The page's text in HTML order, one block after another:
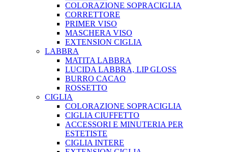
COLORAZIONE SOPRACIGLIA
CORRETTORE
PRIMER VISO
MASCHERA VISO
EXTENSION CIGLIA
LABBRA
MATITA LABBRA
LUCIDA LABBRA, LIP GLOSS
BURRO CACAO
ROSSETTO
CIGLIA
COLORAZIONE SOPRACIGLIA
CIGLIA CIUFFETTO
ACCESSORI E MINUTERIA PER
ESTETISTE
CIGLIA INTERE